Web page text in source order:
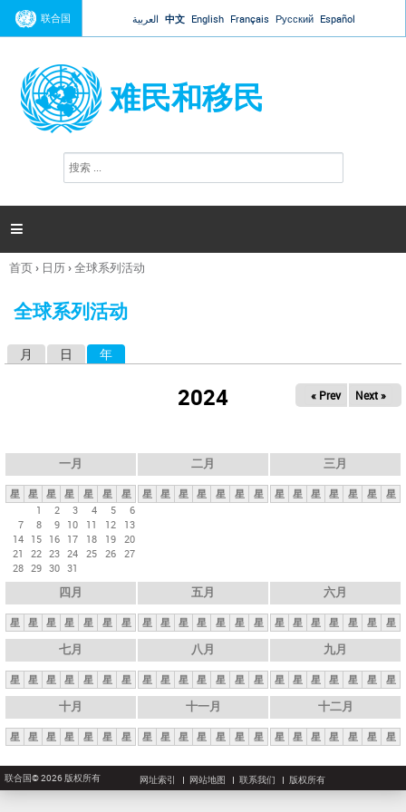
Jump to navigation
联合国 العربية 中文 English Français Русский Español
难民和移民
搜
索

你
这
首页› 日历›全球系列活动
全球系列活动
月 日 年
2024 « Prev Next »
一月
星 星 星 星 星 星
星
1
2 3 4 5
6
7
8 9 10 11 12
13
14 15 16 17 18 19 20
21
22 23 24 25 26 27
28 29 30 31
二月
星 星 星 星 星 星 星
三月
星 星 星 星 星 星 星
四月
星 星 星 星 星 星 星
五月
星 星 星 星 星 星 星
六月
星 星 星 星 星 星 星
七月
星 星 星 星 星 星 星
八月
星 星 星 星 星 星 星
九月
星 星 星 星 星 星 星
十月
星 星 星 星 星 星 星
十一月
星 星 星 星 星 星 星
十二月
星 星 星 星 星 星 星
联合国© 2026 版权所有 网址索引 网站地图 联系我们 版权所有